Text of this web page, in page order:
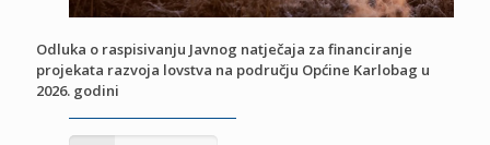
Odluka o raspisivanju Javnog natječaja za financiranje
projekata razvoja lovstva na području Općine Karlobag u
2026. godini